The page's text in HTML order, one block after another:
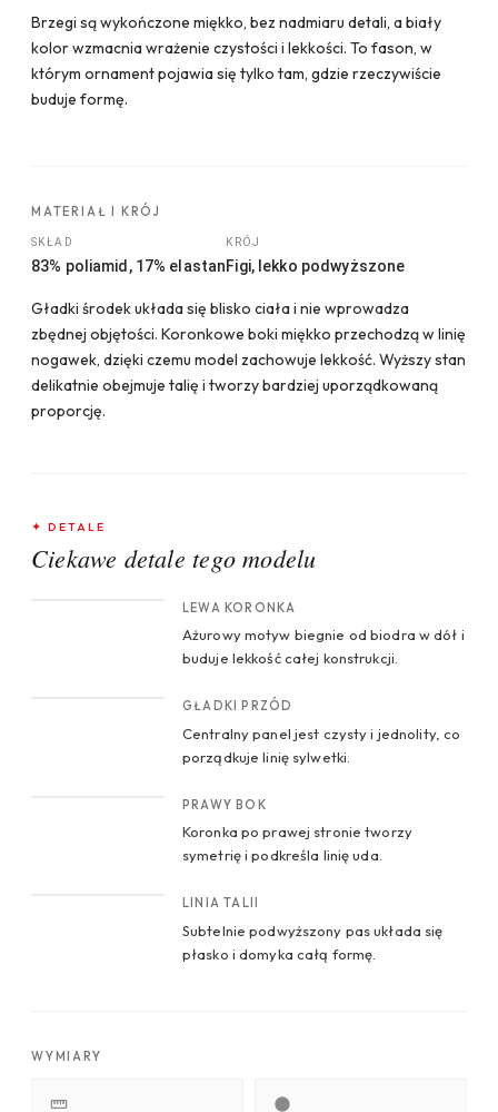
Brzegi są wykończone miękko, bez nadmiaru detali, a biały
kolor wzmacnia wrażenie czystości i lekkości. To fason, w
którym ornament pojawia się tylko tam, gdzie rzeczywiście
buduje formę.
MATERIAŁ I KRÓJ
SKŁAD
83% poliamid, 17% elastan
KRÓJ
Figi, lekko podwyższone
Gładki środek układa się blisko ciała i nie wprowadza
zbędnej objętości. Koronkowe boki miękko przechodzą w linię
nogawek, dzięki czemu model zachowuje lekkość. Wyższy stan
delikatnie obejmuje talię i tworzy bardziej uporządkowaną
proporcję.
✦ DETALE
Ciekawe detale tego modelu
LEWA KORONKA
Ażurowy motyw biegnie od biodra w dół i
buduje lekkość całej konstrukcji.
GŁADKI PRZÓD
Centralny panel jest czysty i jednolity, co
porządkuje linię sylwetki.
PRAWY BOK
Koronka po prawej stronie tworzy
symetrię i podkreśla linię uda.
LINIA TALII
Subtelnie podwyższony pas układa się
płasko i domyka całą formę.
WYMIARY